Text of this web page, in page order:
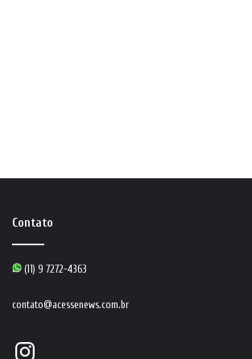
Contato
(11) 9 7272-4363
contato@acessenews.com.br
Instagram